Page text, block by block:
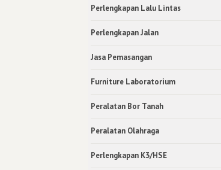
Perlengkapan Lalu Lintas
Perlengkapan Jalan
Jasa Pemasangan
Furniture Laboratorium
Peralatan Bor Tanah
Peralatan Olahraga
Perlengkapan K3/HSE